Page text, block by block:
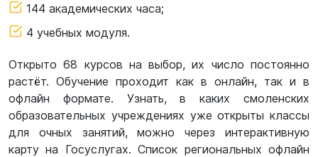
144 академических часа;
4 учебных модуля.
Открыто 68 курсов на выбор, их число постоянно
растёт. Обучение проходит как в онлайн, так и в
офлайн формате. Узнать, в каких смоленских
образовательных учреждениях уже открыты классы
для очных занятий, можно через интерактивную
карту на Госуслугах. Список региональных офлайн